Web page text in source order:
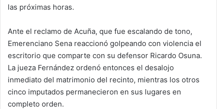
las próximas horas.
Ante el reclamo de Acuña, que fue escalando de tono,
Emerenciano Sena reaccionó golpeando con violencia el
escritorio que comparte con su defensor Ricardo Osuna.
La jueza Fernández ordenó entonces el desalojo
inmediato del matrimonio del recinto, mientras los otros
cinco imputados permanecieron en sus lugares en
completo orden.